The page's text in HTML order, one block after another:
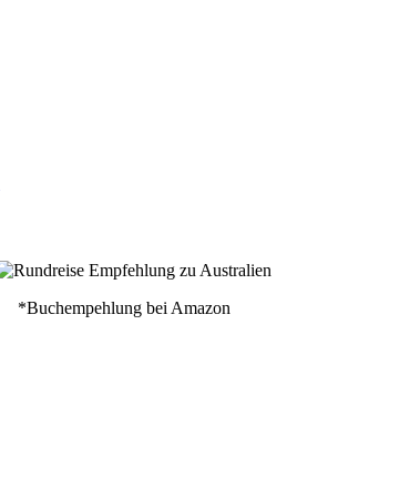
*Buchempehlung bei Amazon